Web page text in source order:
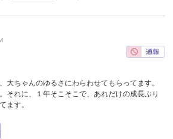
大ちゃんのゆるさにわらわせてもらってます。
それに、１年そこそこで、あれだけの成長ぶり
ます。